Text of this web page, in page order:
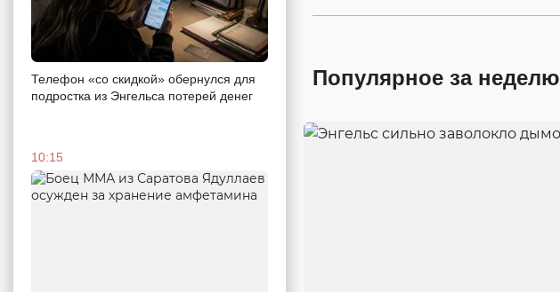
Телефон «со скидкой» обернулся для
подростка из Энгельса потерей денег
10:15
Популярное за неделю